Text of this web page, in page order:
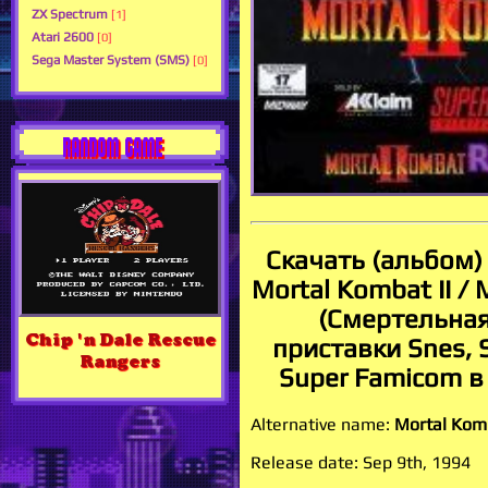
ZX Spectrum [1]
Atari 2600 [0]
Sega Master System (SMS) [0]
RANDOM GAME
Chip 'n Dale Rescue
Rangers
Скачать
Mortal Kombat II /
приставки Snes,
Super Famicom
Alternative name: Mortal
Release date: Sep 9th, 1994